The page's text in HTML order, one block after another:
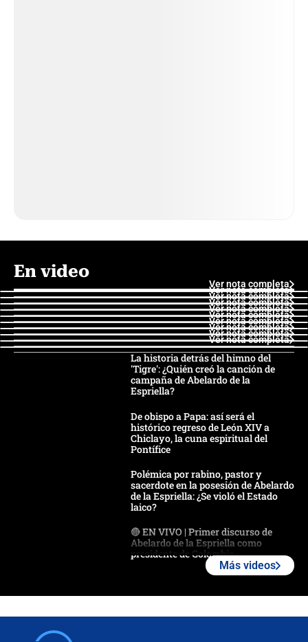
En video
Ver nota completa
Ver nota completa
Ver nota completa
Ver nota completa
Ver nota completa
Ver nota completa
Ver nota completa
Ver nota completa
Ver nota completa
Ver nota completa
La historia detrás del himno del
'Tigre': ¿Quién creó la canción de
campaña de Abelardo de la
Espriella?
De obispo a Papa: así será el
histórico regreso de León XIV a
Chiclayo, la cuna espiritual del
Pontífice
Polémica por rabino, pastor y
sacerdote en la posesión de Abelardo
de la Espriella: ¿Se violó el Estado
laico?
🔴 EN VIVO | Primer discurso de
Abelardo de la Espriella como
presidente de Colombia
Más videos